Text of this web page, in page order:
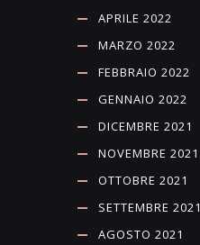
APRILE 2022
MARZO 2022
FEBBRAIO 2022
GENNAIO 2022
DICEMBRE 2021
NOVEMBRE 2021
OTTOBRE 2021
SETTEMBRE 2021
AGOSTO 2021